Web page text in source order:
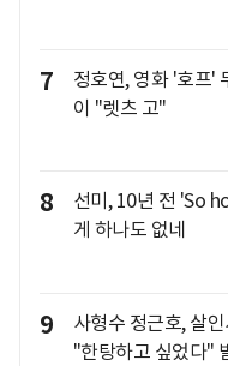
7
정호연, 영화 '호프'
이 "렛츠 고"
8
선미, 10년 전 'So
게 하나도 없네
9
사형수 정근호, 살
"한탕하고 싶었다"